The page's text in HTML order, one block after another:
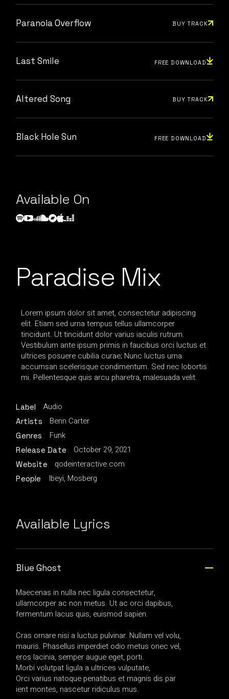
Paranoia Overflow BUY TRACK
Last Smile FREE DOWNLOAD
Altered Song BUY TRACK
Black Hole Sun FREE DOWNLOAD
Available On
Paradise Mix
Lorem ipsum dolor sit amet, consectetur adipiscing
elit. Etiam sed urna tempus tellus ullamcorper
tincidunt. Ut tincidunt dolor varius iaculis rutrum.
Vestibulum ante ipsum primis in faucibus orci luctus et
ultrices posuere cubilia curae; Nunc luctus urna
accumsan scelerisque condimentum. Sed nec lobortis
mi. Pellentesque quis arcu pharetra, malesuada velit.
Label Audio
Artists Benn Carter
Genres Funk
Release Date October 29, 2021
Website qodeinteractive.com
People Ibeyi, Mosberg
Available Lyrics
Blue Ghost
Maecenas in nulla nec ligula consectetur,
ullamcorper ac non metus. Ut ac orci dapibus,
fermentum lacus quis, euismod sapien.
Cras ornare nisi a luctus pulvinar. Nullam vel volu,
mauris. Phasellus imperdiet odio metus onec vel,
eros lacinia, semper augue eget, porti.
Morbi volutpat ligula a ultrices vulputate,
Orci varius natoque penatibus et magnis dis par
ient montes, nascetur ridiculus mus.